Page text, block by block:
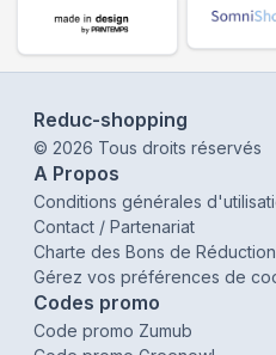
Reduc-shopping
© 2026 Tous droits réservés
A Propos
Conditions générales
Contact / Partenariat
Charte des Bons de Réduction
Gérez vos préférences de
Codes promo
Code promo Zumub